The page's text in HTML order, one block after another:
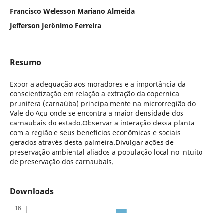
Francisco Welesson Mariano Almeida
Jefferson Jerônimo Ferreira
Resumo
Expor a adequação aos moradores e a importância da
conscientização em relação a extração da copernica
prunifera (carnaúba) principalmente na microrregião do
Vale do Açu onde se encontra a maior densidade dos
carnaubais do estado.Observar a interação dessa planta
com a região e seus benefícios econômicas e sociais
gerados através desta palmeira.Divulgar ações de
preservação ambiental aliados a população local no intuito
de preservação dos carnaubais.
Downloads